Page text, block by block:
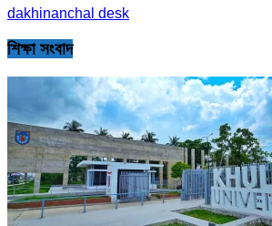
dakhinanchal desk
শিক্ষা সংবাদ